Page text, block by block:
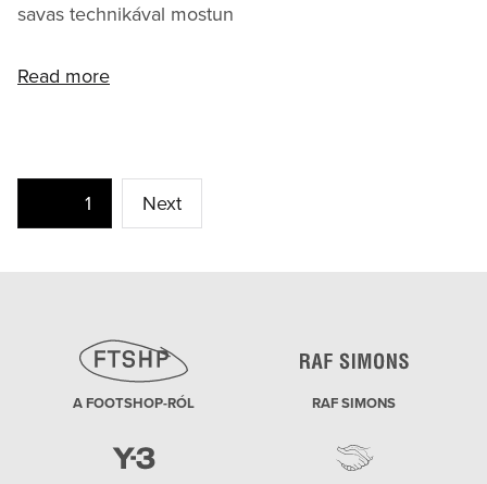
savas technikával mostun
Read more
Bejegyzések
lapozása
Page1 Next
A FOOTSHOP-RÓL RAF SIMONS